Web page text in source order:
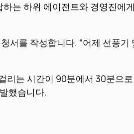
는 하위 에이전트와 경영진
서를 작성합니다. “어제 선풍
리는 시간이 90분에서 30분으
했습니다.